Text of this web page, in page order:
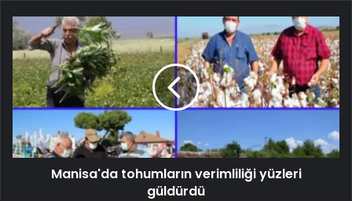
Manisa'da tohumların verimliliği yüzleri
güldürdü